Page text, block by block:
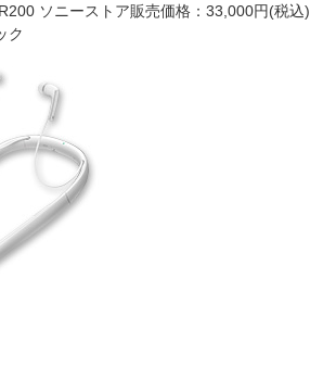
ソニーストア販売価格：33,000円(税込)
ク